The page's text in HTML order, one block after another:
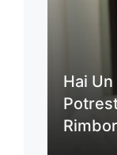
Hai